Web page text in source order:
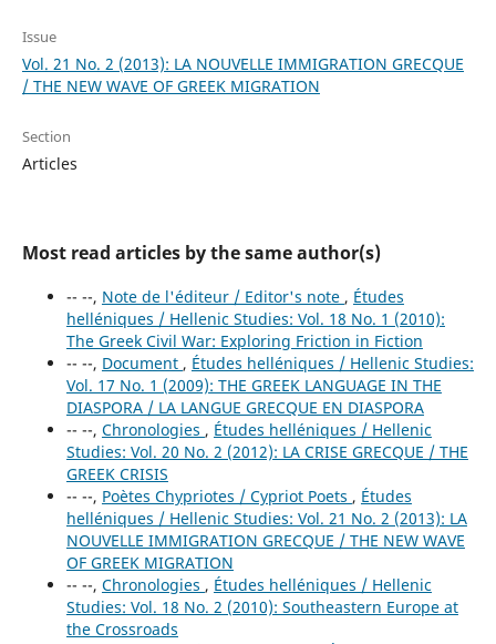
Issue
Vol. 21 No. 2 (2013): LA NOUVELLE IMMIGRATION GRECQUE
/ THE NEW WAVE OF GREEK MIGRATION
Section
Articles
Most read articles by the same author(s)
-- --, Note de l'éditeur / Editor's note , Études
helléniques / Hellenic Studies: Vol. 18 No. 1 (2010):
The Greek Civil War: Exploring Friction in Fiction
-- --, Document , Études helléniques / Hellenic Studies:
Vol. 17 No. 1 (2009): THE GREEK LANGUAGE IN THE
DIASPORA / LA LANGUE GRECQUE EN DIASPORA
-- --, Chronologies , Études helléniques / Hellenic
Studies: Vol. 20 No. 2 (2012): LA CRISE GRECQUE / THE
GREEK CRISIS
-- --, Poètes Chypriotes / Cypriot Poets , Études
helléniques / Hellenic Studies: Vol. 21 No. 2 (2013): LA
NOUVELLE IMMIGRATION GRECQUE / THE NEW WAVE
OF GREEK MIGRATION
-- --, Chronologies , Études helléniques / Hellenic
Studies: Vol. 18 No. 2 (2010): Southeastern Europe at
the Crossroads